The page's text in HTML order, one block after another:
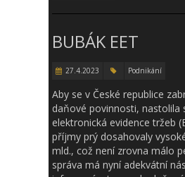
BUBÁK EET
27.4.2023 Podnikání
Aby se v České republice
daňové povinnosti, nastolila
elektronická evidence tržeb
příjmy prý dosahovaly
mld., což není zrovna málo
správa má nyní adekvátní